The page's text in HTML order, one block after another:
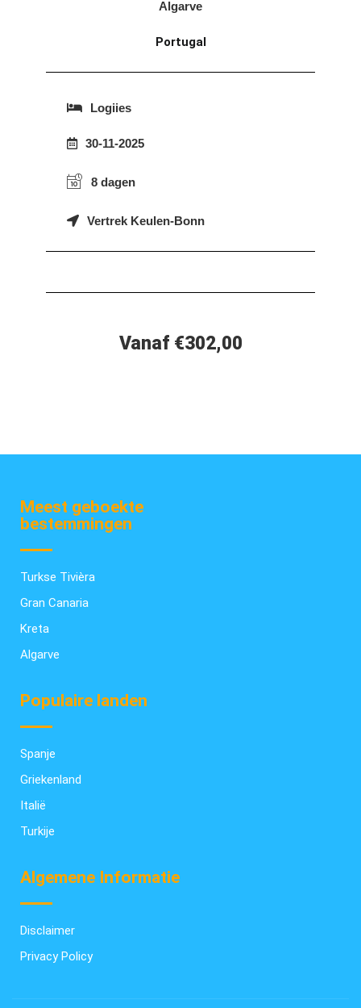
Algarve
Portugal
Logiies
30-11-2025
8 dagen
Vertrek Keulen-Bonn
Vanaf €302,00
Meest geboekte
bestemmingen
Turkse Tivièra
Gran Canaria
Kreta
Algarve
Populaire landen
Spanje
Griekenland
Italië
Turkije
Algemene Informatie
Disclaimer
Privacy Policy